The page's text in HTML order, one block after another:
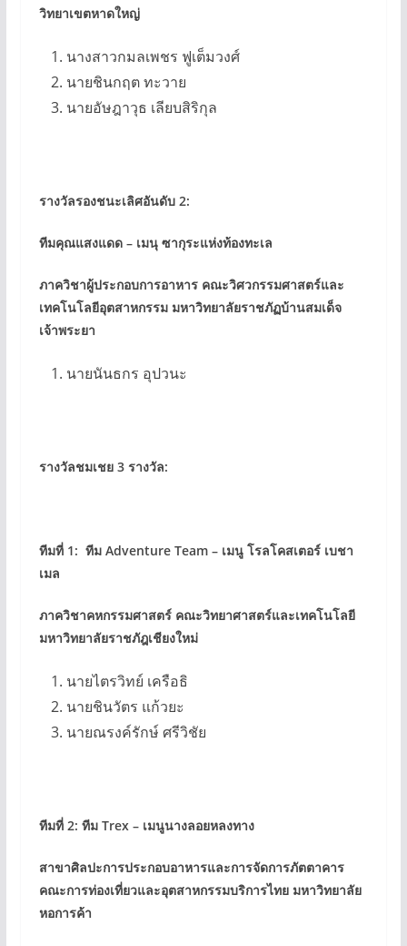
วิทยาเขตหาดใหญ่
นางสาวกมลเพชร ฟูเต็มวงศ์
นายชินกฤต ทะวาย
นายอัษฎาวุธ เลียบสิริกุล
รางวัลรองชนะเลิศอันดับ 2:
ทีมคุณแสงแดด – เมนุ ซากุระแห่งท้องทะเล
ภาควิชาผู้ประกอบการอาหาร คณะวิศวกรรมศาสตร์และ
เทคโนโลยีอุตสาหกรรม มหาวิทยาลัยราชภัฏบ้านสมเด็จ
เจ้าพระยา
นายนันธกร อุปวนะ
รางวัลชมเชย 3 รางวัล:
ทีมที่ 1: ทีม Adventure Team – เมนู โรลโคสเตอร์ เบชา
เมล
ภาควิชาคหกรรมศาสตร์ คณะวิทยาศาสตร์และเทคโนโลยี
มหาวิทยาลัยราชภัฎเชียงใหม่
นายไตรวิทย์ เครือธิ
นายชินวัตร แก้วยะ
นายณรงค์รักษ์ ศรีวิชัย
ทีมที่ 2: ทีม Trex – เมนูนางลอยหลงทาง
สาขาศิลปะการประกอบอาหารและการจัดการภัตตาคาร
คณะการท่องเที่ยวและอุตสาหกรรมบริการไทย มหาวิทยาลัย
หอการค้า